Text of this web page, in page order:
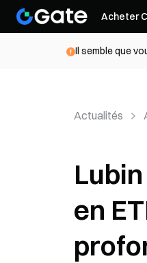
Acheter
Il semble que
Actualités
en